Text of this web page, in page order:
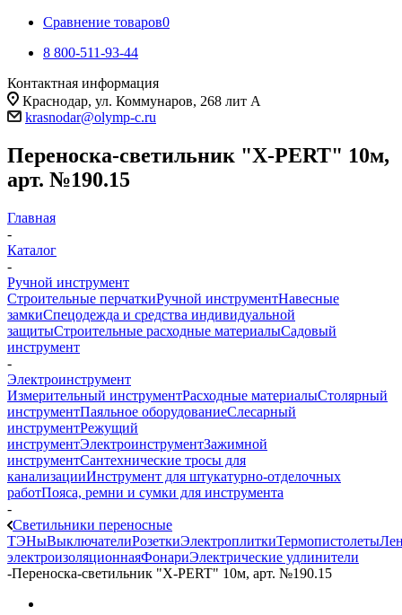
Сравнение товаров0
8 800-511-93-44
Контактная информация
Краснодар, ул. Коммунаров, 268 лит А
krasnodar@olymp-c.ru
Переноска-светильник "X-PERT" 10м,
арт. №190.15
Главная
-
Каталог
-
Ручной инструмент
Строительные перчаткиРучной инструментНавесные
замкиСпецодежда и средства индивидуальной
защитыСтроительные расходные материалыСадовый
инструмент
-
Электроинструмент
Измерительный инструментРасходные материалыСтолярный
инструментПаяльное оборудованиеСлесарный
инструментРежущий
инструментЭлектроинструментЗажимной
инструментСантехнические тросы для
канализацииИнструмент для штукатурно-отделочных
работПояса, ремни и сумки для инструмента
-
Светильники переносные
ТЭНыВыключателиРозеткиЭлектроплиткиТермопистолеты
электроизоляционнаяФонариЭлектрические удлинители
-Переноска-светильник "X-PERT" 10м, арт. №190.15